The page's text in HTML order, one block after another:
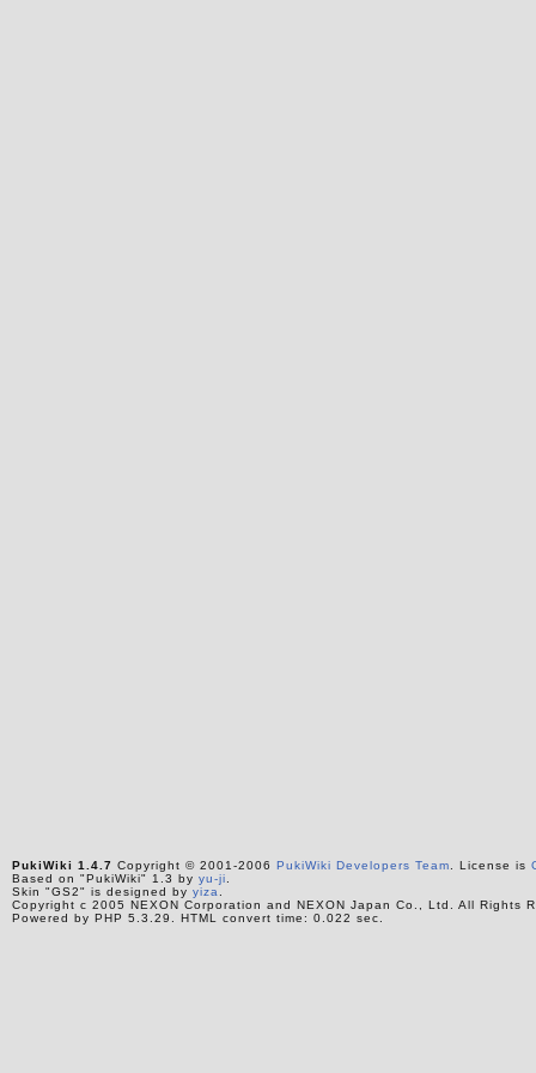
PukiWiki 1.4.7 Copyright © 2001-2006 PukiWiki Developers Team . License is
Based on "PukiWiki" 1.3 by yu-ji
Skin "GS2" is designed by yiza
Copyright c 2005 NEXON Corporation and NEXON Japan Co., Ltd. All Rights
Powered by PHP 5.3.29. HTML convert time: 0.022 sec.